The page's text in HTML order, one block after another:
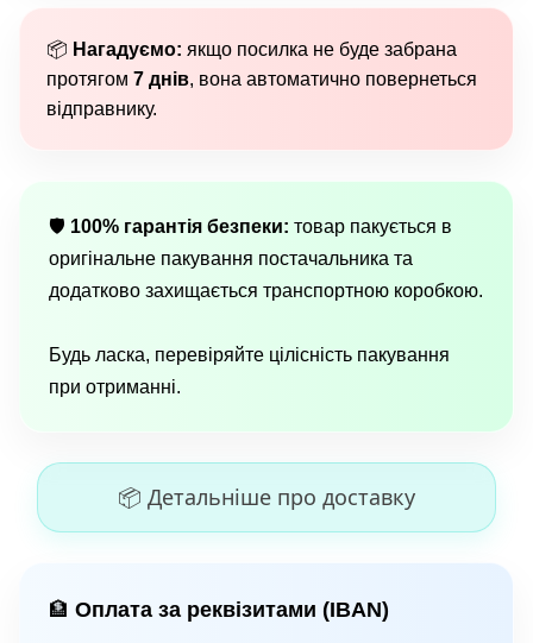
📦 Нагадуємо: якщо посилка не буде забрана
протягом 7 днів, вона автоматично повернеться
відправнику.
🛡 100% гарантія безпеки: товар пакується в
оригінальне пакування постачальника та
додатково захищається транспортною коробкою.
Будь ласка, перевіряйте цілісність пакування
при отриманні.
📦 Детальніше про доставку
🏦 Оплата за реквізитами (IBAN)